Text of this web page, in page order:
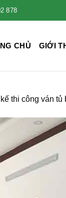
878
CHỦ GIỚI
thi công ván